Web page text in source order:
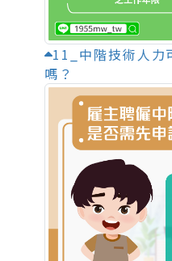
11_中階技術人力
嗎？